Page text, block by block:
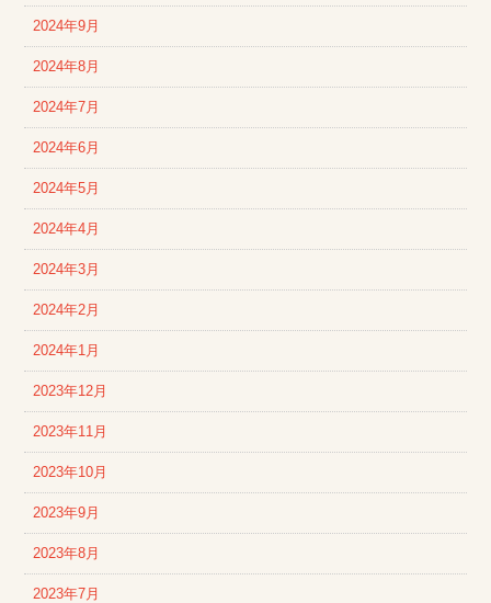
2024年9月
2024年8月
2024年7月
2024年6月
2024年5月
2024年4月
2024年3月
2024年2月
2024年1月
2023年12月
2023年11月
2023年10月
2023年9月
2023年8月
2023年7月